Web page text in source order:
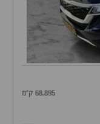
68,895 ק"מ